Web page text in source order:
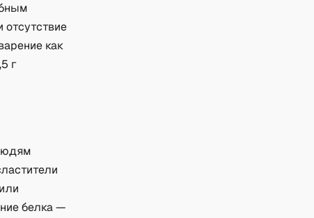
отсутствие
как
г
белка —